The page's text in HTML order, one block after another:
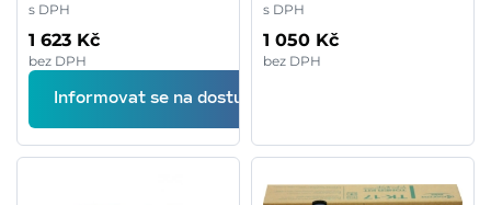
s DPH
1 623 Kč
bez DPH
Informovat se na dostupnost
s DPH
1 050 Kč
bez DPH